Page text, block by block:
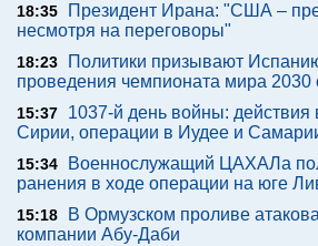
18:35
Президент Ирана: "США –
несмотря на переговоры"
18:23
Политики призывают
проведения чемпионата мира 2030
15:37
1037-й день войны: действия
Сирии, операции в Иудее и
15:34
Военнослужащий ЦАХАЛа
ранения в ходе операции на юге
15:18
В Ормузском проливе
компании Абу-Даби